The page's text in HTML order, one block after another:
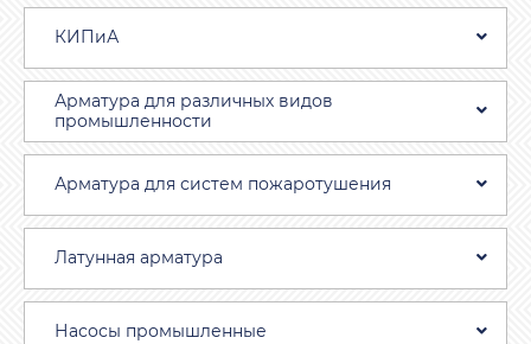
КИПиА
Арматура для различных видов
промышленности
Арматура для систем пожаротушения
Латунная арматура
Насосы промышленные